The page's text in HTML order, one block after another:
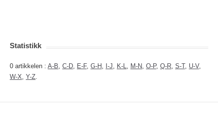
Statistikk
0 artikkelen : A-B, C-D, E-F, G-H , I-J, K-L, M-N, O-P, Q-R, S-T, U-V,
W-X, Y-Z.